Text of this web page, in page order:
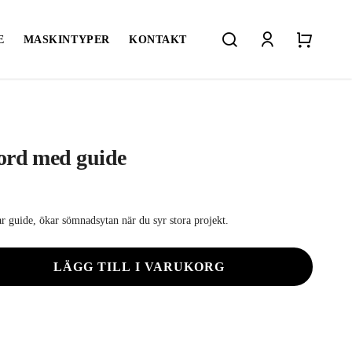
MASKINTYPER KONTAKT search account
Close
Cart
med guide
kr.
guide, ökar sömnadsytan när du syr stora projekt.
LÄGG TILL I VARUKORG
Close